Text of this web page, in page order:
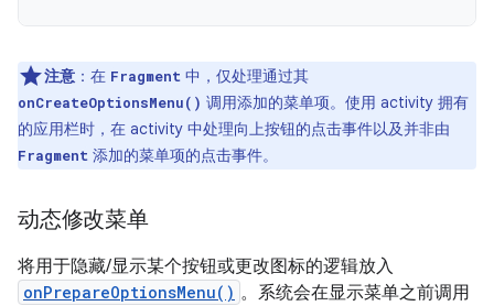
注意 ：在 Fragment 中，仅处理通过其
onCreateOptionsMenu() 调用添加的菜单项。使用 activity 拥有
的应用栏时，在 activity 中处理向上按钮的点击事件以及并非由
Fragment 添加的菜单项的点击事件。
动态修改菜单
将用于隐藏/显示某个按钮或更改图标的逻辑放入
onPrepareOptionsMenu() 。系统会在显示菜单之前调用